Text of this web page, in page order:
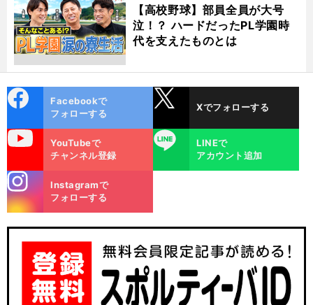
【高校野球】部員全員が大号
泣！？ ハードだったPL学園時
代を支えたものとは
動画
ok
Facebookで
フォローする
Xでフォローする
YouTubeで
チャンネル登録
LINE
LINEで
アカウント追加
m
Instagramで
フォローする